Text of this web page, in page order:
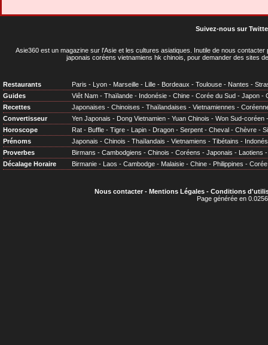
Suivez-nous sur
Asie360 est un magazine sur l'Asie et les cultures asiatiques . Inutile de nous
japonais coréens vietnamiens hk chinois, pour demander des sites
Restaurants Paris - Lyon - Marseille - Lille - Bordeaux - Toulouse - Nantes -
Guides
Viêt Nam - Thaïlande - Indonésie - Chine - Corée du Sud - Japon -
Recettes
Japonaises - Chinoises - Thaïlandaises - Vietnamiennes -
Convertisseur
Yen Japonais - Dong Vietnamien - Yuan Chinois - Won Sud-coréen
Horoscope
Rat - Buffle - Tigre - Lapin - Dragon - Serpent - Cheval - Chèvre -
Prénoms
Japonais - Chinois - Thaïlandais - Vietnamiens - Tibétains -
Proverbes
Birmans - Cambodgiens - Chinois - Coréens - Japonais - Laotiens
Décalage Horaire
Birmanie - Laos - Cambodge - Malaisie - Chine - Philippines - Corée
Nous contacter- Mentions Légales- Conditions
Page générée en